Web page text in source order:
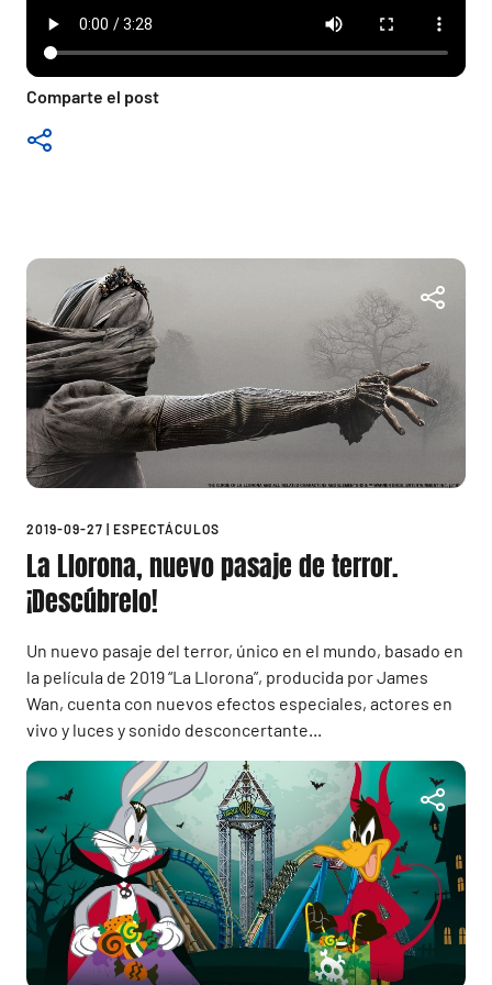
Comparte el post
2019-09-27 ESPECTÁCULOS
La Llorona, nuevo pasaje de terror.
¡Descúbrelo!
Un nuevo pasaje del terror, único en el mundo, basado en
la película de 2019 “La Llorona”, producida por James
Wan, cuenta con nuevos efectos especiales, actores en
vivo y luces y sonido desconcertante...